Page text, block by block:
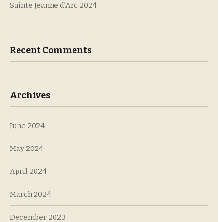
Sainte Jeanne d’Arc 2024
Recent Comments
Archives
June 2024
May 2024
April 2024
March 2024
December 2023